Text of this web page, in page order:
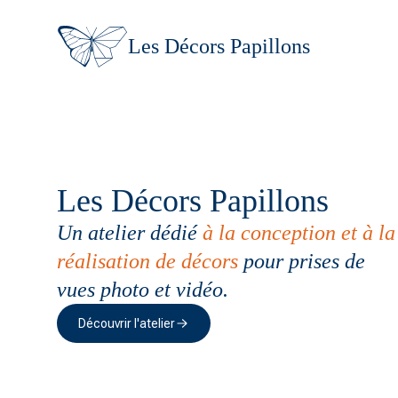
Les Décors Papillons
Les Décors Papillons
Un atelier dédié à la conception et à la
réalisation de décors pour prises de
vues photo et vidéo.
Découvrir l'atelier